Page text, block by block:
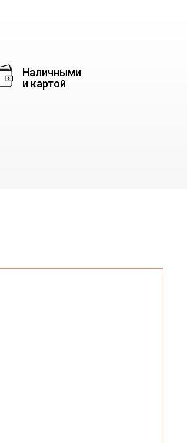
Наличными
и картой